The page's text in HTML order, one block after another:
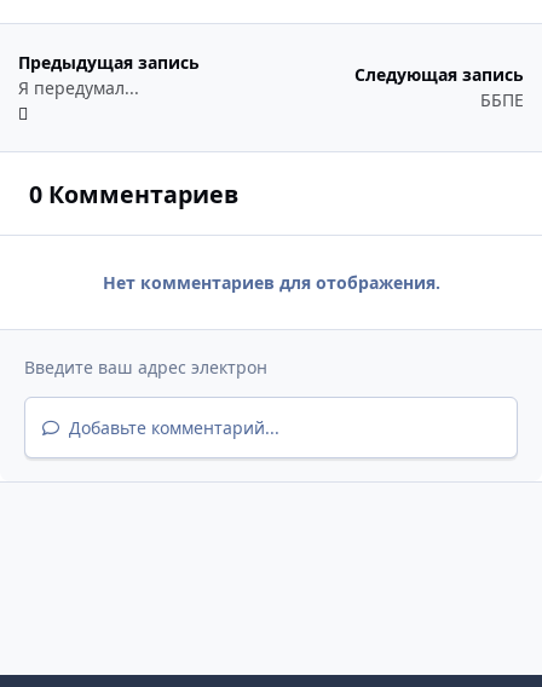
Предыдущая запись
Я передумал...
Следующая запись
ББПЕ
0 Комментариев
Нет комментариев для отображения.
Добавьте комментарий...